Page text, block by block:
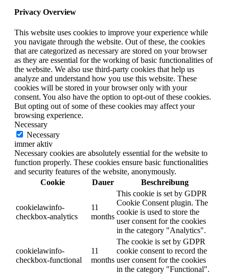
Privacy Overview
This website uses cookies to improve your experience while
you navigate through the website. Out of these, the cookies
that are categorized as necessary are stored on your browser
as they are essential for the working of basic functionalities of
the website. We also use third-party cookies that help us
analyze and understand how you use this website. These
cookies will be stored in your browser only with your
consent. You also have the option to opt-out of these cookies.
But opting out of some of these cookies may affect your
browsing experience.
Necessary
Necessary
immer aktiv
Necessary cookies are absolutely essential for the website to
function properly. These cookies ensure basic functionalities
and security features of the website, anonymously.
Cookie
Dauer Beschreibung
cookielawinfo-
checkbox-analytics
11
months
This cookie is set by GDPR
Cookie Consent plugin. The
cookie is used to store the
user consent for the cookies
in the category "Analytics".
cookielawinfo-
checkbox-functional
11
months
The cookie is set by GDPR
cookie consent to record the
user consent for the cookies
in the category "Functional".